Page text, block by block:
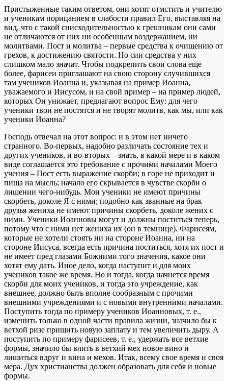
Пристыженные таким ответом, они хотят отмстить и учителю
и ученикам порицанием в слабости правил Его, выставляя на
вид, что с такой снисходительностью к грешникам они сами
не отличаются от них ни особенным воздержанием, ни
молитвами. Пост и молитва – первые средства к очищению от
грехов, к достижению святости. Но сии средства у них
слишком мало значат. Чтобы подкрепить свои слова еще
более, фарисеи приглашают на свою сторону случившихся
там учеников Иоанна и, указывая на пример Иоанна,
уважаемого и Иисусом, и на свой пример – на пример людей,
которых Он унижает, предлагают вопрос Ему: для чего
ученики твои не постятся и не творят молитв, как мы, или как
ученики Иоанна?
Господь отвечал на этот вопрос: и в этом нет ничего
странного. Во-первых, надобно различать состояние тех и
других учеников, и во-вторых – знать, в какой мере и в каком
виде соглашается это требование с прочими началами Моего
учения – Пост есть выражение скорби; в горе не приходит и
пища на мысль; начало его скрывается в чувстве скорби о
лишении чего-нибудь. Мои ученики не имеют причины
скорбеть, доколе Я с ними; подобно как званные на брак
друзья жениха не имеют причины скорбеть, доколе жених с
ними. Ученики Иоанновы могут и должны поститься теперь,
потому что с ними нет жениха их (он в темнице). Фарисеям,
которые не хотели стоять ни на стороне Иоанна, ни на
стороне Иисуса, всегда есть причина поститься, хотя их пост и
не имеет пред глазами Божиими того значения, какое они
хотят ему дать. Иное дело, когда наступит и для моих
учеников такое же время. Но и тогда, когда начнется время
скорби для моих учеников, и тогда это учреждение, как
внешнее, должно быть вполне сообразным с прочими
внешними учреждениями и с новыми внутренними началами.
Поступить тогда по примеру учеников Иоанновых, т. е.,
изменить только в одной части правила жизни, значило бы к
ветхой ризе пришить новую заплату и тем увеличить дыру. А
поступить по примеру фарисеев, т. е., удержать все ветхие
формы, значило бы влить в ветхий мех новое вино и
лишиться вдруг и вина и мехов. Итак, всему свое время и своя
мера. Дух христианства должен образовать для себя и новые
формы.